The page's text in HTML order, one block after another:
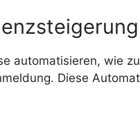
automatisieren, wie
Diese